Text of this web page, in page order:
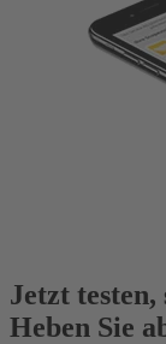
Jetzt testen,
Heben Sie